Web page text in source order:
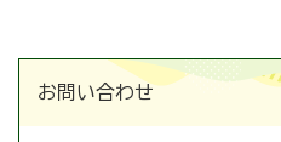
お問い合わせ